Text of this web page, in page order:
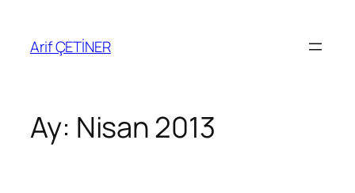
Arif ÇETİNER
Ay: Nisan 2013